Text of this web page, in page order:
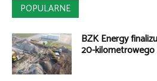
POPULARNE
BZK Energy
20-